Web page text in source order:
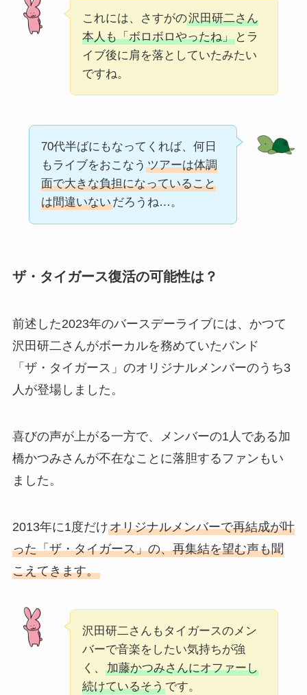
これには、さすがの沢田研二さん
本人も「ボロボロやったね」とラ
イブ後に肩を落としていたみたい
ですね。
70代半ばにもなってくれば、何日
もライブをおこなう ツアーは体調
面で大きな負担になっていること
は間違いないだろうね…。
ザ・タイガース復活の可能性は？
前述した2023年のバースデーライブには、かつて
沢田研二さんがボーカルを務めていたバンド
「ザ・タイガース」のオリジナルメンバーのうち3
人が登場しました。
喜びの声が上がる一方で、メンバーの1人である加
橋かつみさんが不在なことに落胆するファンもい
ました。
2013年に1度だけオリジナルメンバーで再結成が叶
った「ザ・タイガース」の、再集結を望む声も聞
こえてきます。
沢田研二さんもタイガースのメン
バーで音楽をしたい気持ちが強
く、
加藤かつみさんにオファーし
続けているそうです。